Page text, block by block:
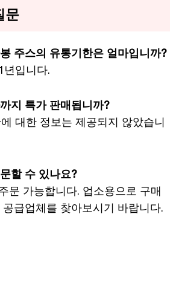
문
주스의 유통기한은 얼마입니까?
년입니다.
지 특가 판매됩니까?
대한 정보는 제공되지 않았습니
할 수 있나요?
문 가능합니다. 업소용으로 구매
급업체를 찾아보시기 바랍니다.